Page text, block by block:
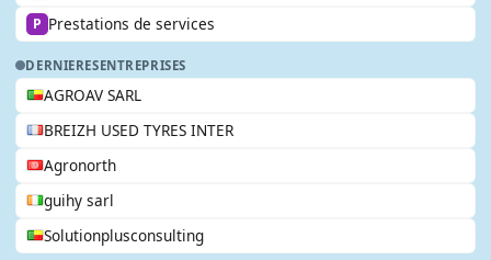
P Prestations de services
DERNIERESENTREPRISES
AGROAV SARL
BREIZH USED TYRES INTER
Agronorth
guihy sarl
Solutionplusconsulting